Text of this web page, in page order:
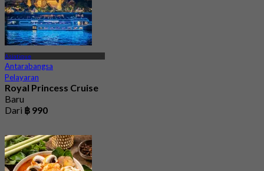
Asiatique
Antarabangsa
Pelayaran
Royal Princess Cruise
Baru
Dari ฿ 990